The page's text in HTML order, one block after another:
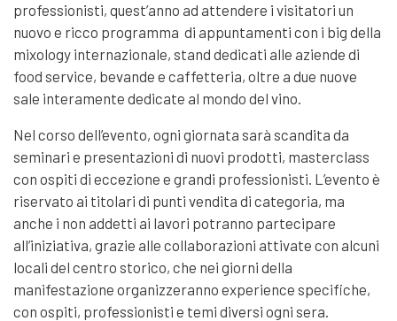
professionisti, quest’anno ad attendere i visitatori un
nuovo e ricco programma di appuntamenti con i big della
mixology internazionale, stand dedicati alle aziende di
food service, bevande e caffetteria, oltre a due nuove
sale interamente dedicate al mondo del vino.
Nel corso dell’evento, ogni giornata sarà scandita da
seminari e presentazioni di nuovi prodotti, masterclass
con ospiti di eccezione e grandi professionisti. L’evento è
riservato ai titolari di punti vendita di categoria, ma
anche i non addetti ai lavori potranno partecipare
all’iniziativa, grazie alle collaborazioni attivate con alcuni
locali del centro storico, che nei giorni della
manifestazione organizzeranno experience specifiche,
con ospiti, professionisti e temi diversi ogni sera.